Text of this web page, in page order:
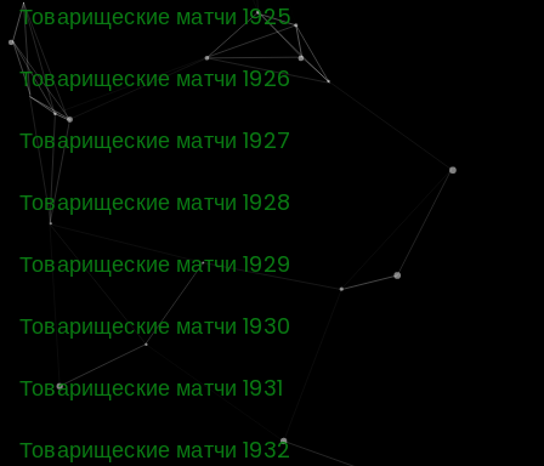
Товарищеские матчи 1925
Товарищеские матчи 1926
Товарищеские матчи 1927
Товарищеские матчи 1928
Товарищеские матчи 1929
Товарищеские матчи 1930
Товарищеские матчи 1931
Товарищеские матчи 1932